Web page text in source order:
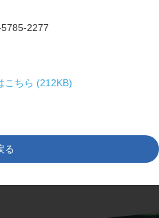
2277
こちら (212KB)
る